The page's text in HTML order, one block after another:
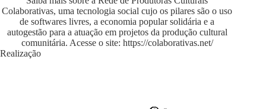
Colaborativas, uma tecnologia social cujo os pilares são o uso
de softwares livres, a economia popular solidária e a
autogestão para a atuação em projetos da produção cultural
comunitária. Acesse o site: https://colaborativas.net/
Realização